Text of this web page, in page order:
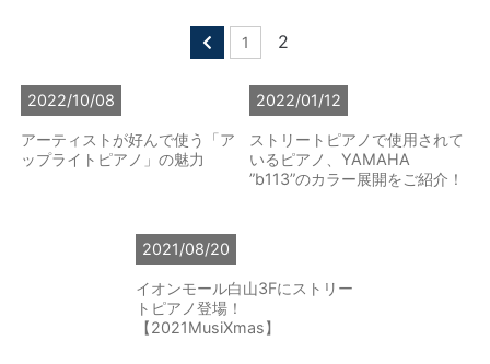
1 2
2022/10/08
アーティストが好んで使う「ア
ップライトピアノ」の魅力
2022/01/12
ストリートピアノで使用されて
いるピアノ、YAMAHA
”b113”のカラー展開をご紹介！
2021/08/20
イオンモール白山3Fにストリー
トピアノ登場！
【2021MusiXmas】